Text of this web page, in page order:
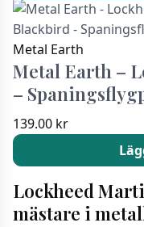
Metal Earth
Metal Earth –
–
139.00 kr
Lockheed
mästare i